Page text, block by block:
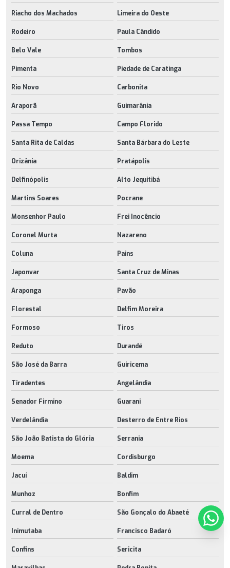
Riacho dos Machados Limeira do Oeste
Rodeiro Paula Cândido
Belo Vale Tombos
Pimenta Piedade de Caratinga
Rio Novo Carbonita
Araporã Guimarânia
Passa Tempo Campo Florido
Santa Rita de Caldas Santa Bárbara do Leste
Orizânia Pratápolis
Delfinópolis Alto Jequitibá
Martins Soares Pocrane
Monsenhor Paulo Frei Inocêncio
Coronel Murta Nazareno
Coluna Pains
Japonvar Santa Cruz de Minas
Araponga Pavão
Florestal Delfim Moreira
Formoso Tiros
Reduto Durandé
São José da Barra Guiricema
Tiradentes Angelândia
Senador Firmino Guarani
Verdelândia Desterro de Entre Rios
São João Batista do Glória Serrania
Moema Cordisburgo
Jacuí Baldim
Munhoz Bonfim
Curral de Dentro São Gonçalo do Abaeté
Inimutaba Francisco Badaró
Confins Sericita